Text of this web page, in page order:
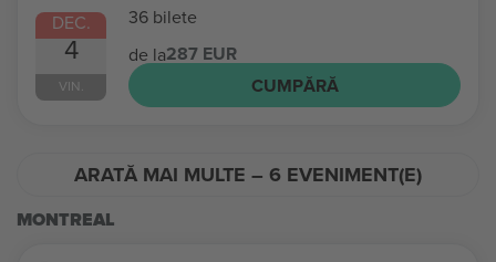
DEC.
4
VIN.
36 bilete
de la287 EUR
CUMPĂRĂ
ARATĂ MAI MULTE – 6 EVENIMENT(E)
MONTREAL